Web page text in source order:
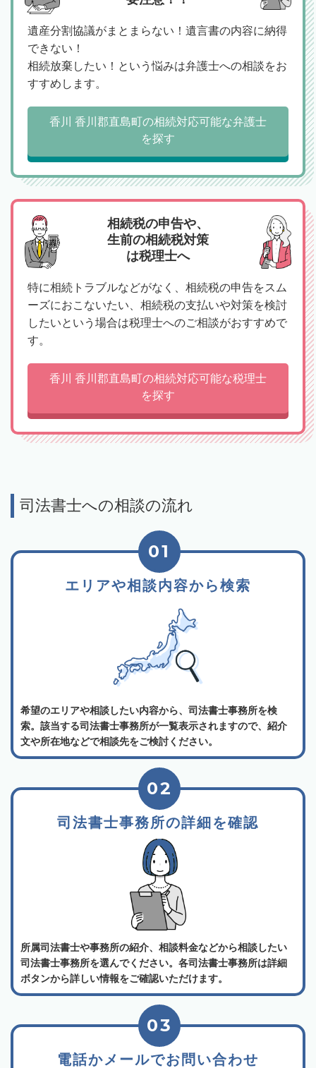
遺産分割協議がまとまらない！遺言書の内容に納得
できない！
相続放棄したい！という悩みは弁護士への相談をお
すすめします。
香川 香川郡直島町の相続対応可能な弁護士
を探す
相続税の申告や、
生前の相続税対策
は税理士へ
特に相続トラブルなどがなく、相続税の申告をスム
ーズにおこないたい、相続税の支払いや対策を検討
したいという場合は税理士へのご相談がおすすめで
す。
香川 香川郡直島町の相続対応可能な税理士
を探す
司法書士への相談の流れ
エリアや相談内容から検索
01
希望のエリアや相談したい内容から、司法書士事務所を検
索。該当する司法書士事務所が一覧表示されますので、紹介
文や所在地などで相談先をご検討ください。
司法書士事務所の詳細を確認
02
所属司法書士や事務所の紹介、相談料金などから相談したい
司法書士事務所を選んでください。各司法書士事務所は詳細
ボタンから詳しい情報をご確認いただけます。
電話かメールでお問い合わせ
03